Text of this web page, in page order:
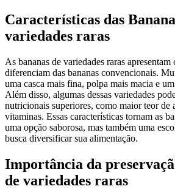
Características das
variedades raras
As bananas de variedades raras apresentam
diferenciam das bananas convencionais.
uma casca mais fina, polpa mais macia e
Além disso, algumas dessas variedades
nutricionais superiores, como maior teor de
vitaminas. Essas características tornam as
uma opção saborosa, mas também uma
busca diversificar sua alimentação.
Importância da
de variedades raras